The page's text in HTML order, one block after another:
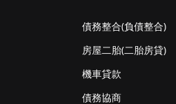
債務整合(負債整合)
房屋二胎(二胎房貸)
機車貸款
債務協商